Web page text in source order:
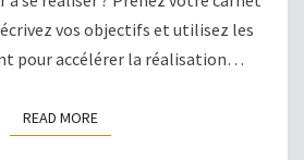
vos objectifs et utilisez les
pour accélérer la réalisation…
READ MOREREAD MORE